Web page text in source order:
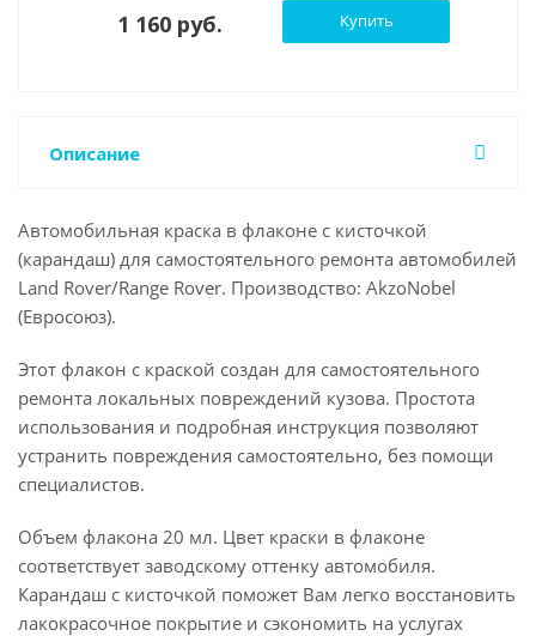
1 160 руб. Купить
Описание
Автомобильная краска в флаконе с кисточкой
(карандаш) для самостоятельного ремонта автомобилей
Land Rover/Range Rover. Производство: AkzoNobel
(Евросоюз).
Этот флакон с краской создан для самостоятельного
ремонта локальных повреждений кузова. Простота
использования и подробная инструкция позволяют
устранить повреждения самостоятельно, без помощи
специалистов.
Объем флакона 20 мл. Цвет краски в флаконе
соответствует заводскому оттенку автомобиля.
Карандаш с кисточкой поможет Вам легко восстановить
лакокрасочное покрытие и сэкономить на услугах